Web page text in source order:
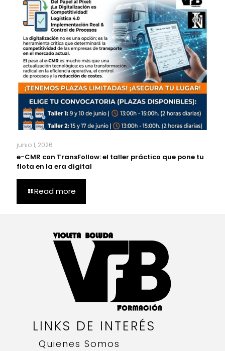
junio 1, 2026
e-CMR con TransFollow: el taller práctico que pone tu
flota en la era digital
Read more
LINKS DE INTERÉS
Quienes Somos